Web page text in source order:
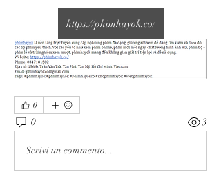
https://phimhayok.co/
0
0 3
Scrivi un commento...